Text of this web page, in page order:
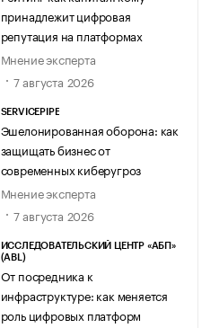
принадлежит цифровая
репутация на платформах
Мнение эксперта
7 августа 2026
SERVICEPIPE
Эшелонированная оборона: как
защищать бизнес от
современных киберугроз
Мнение эксперта
7 августа 2026
ИССЛЕДОВАТЕЛЬСКИЙ ЦЕНТР «АБП»
(ABL)
От посредника к
инфраструктуре: как меняется
роль цифровых платформ